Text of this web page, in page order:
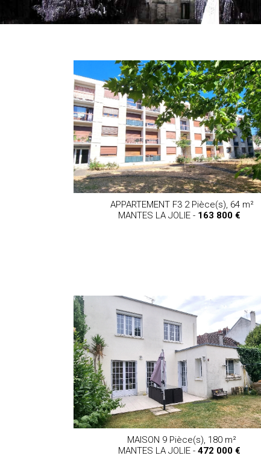
APPARTEMENT F3 2 Pièce(s), 64 m²
MANTES LA JOLIE - 163 800 €
MAISON 9 Pièce(s), 180 m²
MANTES LA JOLIE -472 000 €